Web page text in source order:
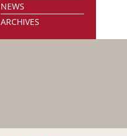
NEWS
ARCHIVES